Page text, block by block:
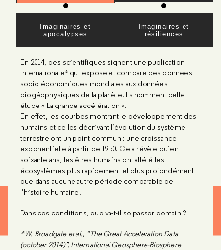
Imaginaires et
apocalypses
Imaginaires et
résiliences
En 2014, des scientifiques signent une publication
internationale* qui expose et compare des données
socio-économiques mondiales aux données
biogéophysiques de la planète. Ils nomment cette
étude « La grande accélération ».
En effet, les courbes montrant le développement des
humains et celles décrivant l’évolution du système
terrestre ont un point commun : une croissance
exponentielle à partir de 1950. Cela révèle qu’en
soixante ans, les êtres humains ont altéré les
écosystèmes plus rapidement et plus profondément
que dans aucune autre période comparable de
l’histoire humaine.
Dans ces conditions, que va-t-il se passer demain ?
*W. Broadgate et al., “The Great Acceleration Data
(october 2014)”, International Geosphere-Biosphere